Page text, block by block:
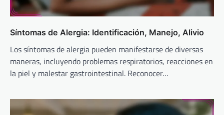
Síntomas de Alergia: Identificación, Manejo, Alivio
Los síntomas de alergia pueden manifestarse de diversas
maneras, incluyendo problemas respiratorios, reacciones en
la piel y malestar gastrointestinal. Reconocer…